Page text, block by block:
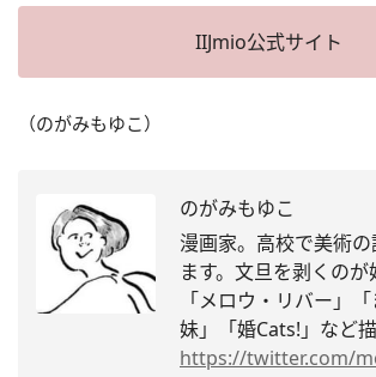
IIJmio公式サイト
（のがみもゆこ）
のがみもゆこ
漫画家。高校で美術
ます。文旦を剥くのが
「メロウ・リバー」
妹」「婚Cats!」 など
https://twitter.com/